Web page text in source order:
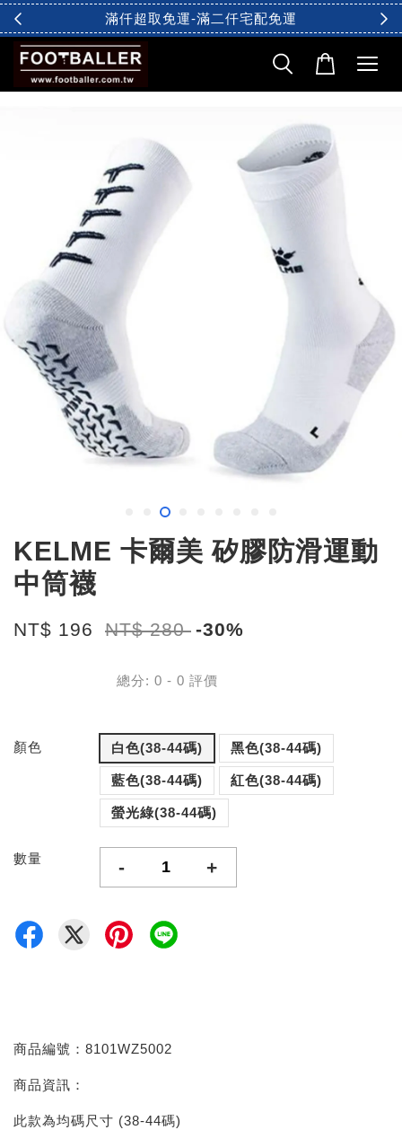
滿仟超取免運-滿二仟宅配免運
KELME 卡爾美 矽膠防滑運動
中筒襪
NT$ 196 NT$ 280 -30%
總分: 0 - 0 評價
顏色 白色(38-44碼) 黑色(38-44碼)
藍色(38-44碼) 紅色(38-44碼)
螢光綠(38-44碼)
數量 - +
商品編號：8101WZ5002
商品資訊：
此款為均碼尺寸 (38-44碼)